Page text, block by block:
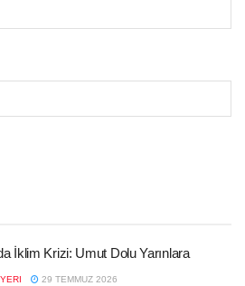
İklim Krizi: Umut Dolu Yarınlara
29 TEMMUZ 2026